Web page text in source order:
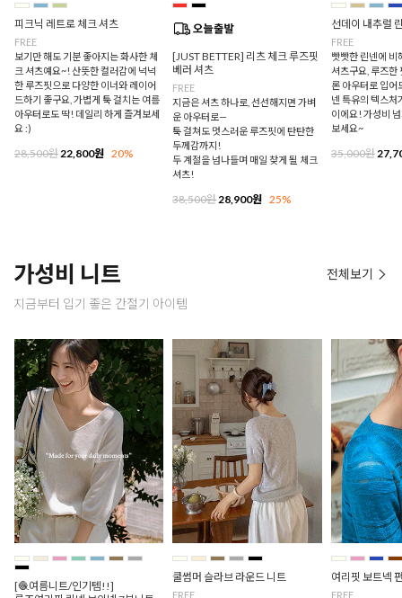
피크닉 레트로 체크 셔츠
FREE
보기만 해도 기분 좋아지는 화사한 체
크 셔츠예요~! 산뜻한 컬러감에 넉넉
한 루즈핏으로 다양한 이너와 레이어
드하기 좋구요, 가볍게 툭 걸치는 여름
아우터로도 딱! 데일리 하게 즐겨보세
요 :)
28,500원 22,800원 20%
[JUST BETTER] 리츠 체크 루즈핏
베러 셔츠
FREE
지금은 셔츠 하나로, 선선해지면 가벼
운 아우터로—
툭 걸쳐도 멋스러운 루즈핏에 탄탄한
두께감까지!
두 계절을 넘나들며 매일 찾게 될 체크
셔츠!
38,500원28,900원 25%
선데이 내추럴
FREE
빳빳한 린넨에 비
셔츠구요, 루즈한
론 아우터로 입어
넨 특유의 텍스처
이에요! 가성비
보세요~
35,000원
가성비 니트
지금부터 입기 좋은 간절기 아이템
전체보기
[🧶여름니트/인기템!!]
쿨썸머 슬라브 라운드 니트
FREE
여리핏 보트넥
FREE